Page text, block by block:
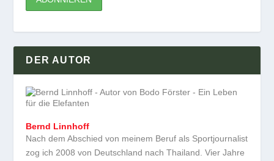
DER AUTOR
Bernd Linnhoff
Nach dem Abschied von meinem Beruf als Sportjournalist
zog ich 2008 von Deutschland nach Thailand. Vier Jahre